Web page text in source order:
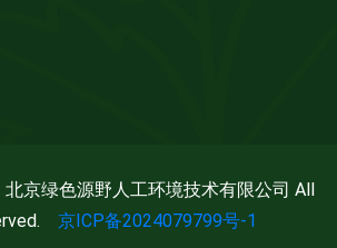
京绿色源野人工环境技术有限公司 All
京ICP备2024079799号-1